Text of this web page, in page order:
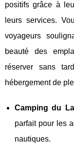
positifs grâce à
leurs services.
voyageurs
beauté des
réserver sans
hébergement de
Camping du
parfait pour les
nautiques.